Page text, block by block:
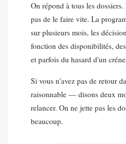
On répond à tous les
pas de le faire vite. La
sur plusieurs mois, les
fonction des disponibilités,
et parfois du hasard d'un
Si vous n'avez pas de retour
raisonnable — disons deux
relancer. On ne jette pas les
beaucoup.